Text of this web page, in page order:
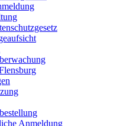
Anmeldung